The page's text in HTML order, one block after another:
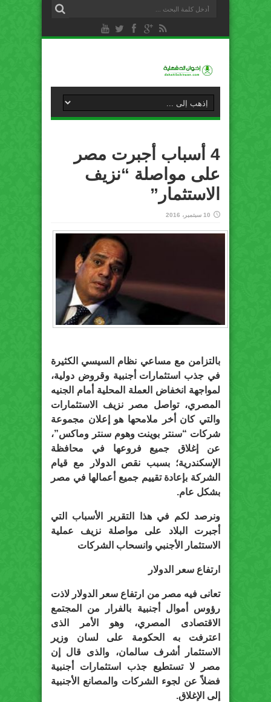
4 أسباب أجبرت مصر
على مواصلة “نزيف
الاستثمار”
10 سبتمبر، 2016
بالتزامن مع مساعي نظام السيسي الكثيرة
في جذب استثمارات أجنبية وقروض دولية،
لمواجهة انخفاض العملة المحلية أمام الجنيه
المصري، تواصل مصر نزيف الاستثمارات
والتي كان أخر ملامحها هو إعلان مجموعة
شركات “سنتر بوينت وهوم سنتر وماكس”،
عن إغلاق جميع فروعها في محافظة
الإسكندرية؛ بسبب نقص الدولار مع قيام
الشركة بإعادة تقييم جميع أعمالها في مصر
بشكل عام.
ونرصد لكم في هذا التقرير الأسباب التي
أجبرت البلاد على مواصلة نزيف عملية
الاستثمار الأجنبي وانسحاب الشركات
ارتفاع سعر الدولار
تعانى فيه مصر من ارتفاع سعر الدولار لاذت
رؤوس أموال أجنبية بالفرار من المجتمع
الاقتصادى المصري، وهو الأمر الذى
اعترفت به الحكومة على لسان وزير
الاستثمار أشرف سالمان، والذى قال إن
مصر لا تستطيع جذب استثمارات أجنبية
فضلاً عن لجوء الشركات والمصانع الأجنبية
إلى الإغلاق.